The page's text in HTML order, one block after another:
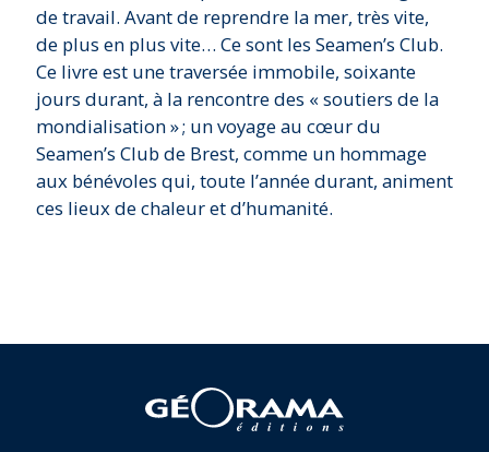
de travail. Avant de reprendre la mer, très vite,
de plus en plus vite… Ce sont les Seamen’s Club.
Ce livre est une traversée immobile, soixante
jours durant, à la rencontre des « soutiers de la
mondialisation » ; un voyage au cœur du
Seamen’s Club de Brest, comme un hommage
aux bénévoles qui, toute l’année durant, animent
ces lieux de chaleur et d’humanité.